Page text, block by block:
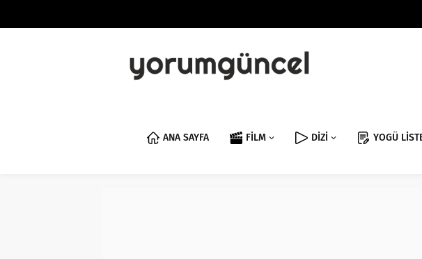
ANA SAYFA FİLM DİZİ YOGÜ